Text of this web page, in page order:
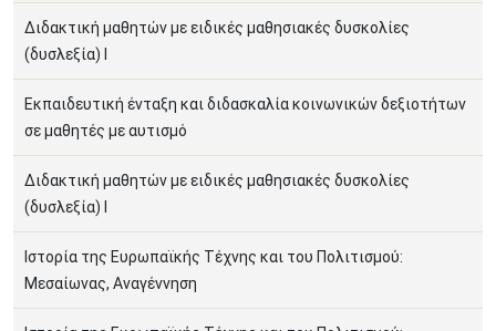
Διδακτική μαθητών με ειδικές μαθησιακές δυσκολίες
(δυσλεξία) Ι
Εκπαιδευτική ένταξη και διδασκαλία κοινωνικών δεξιοτήτων
σε μαθητές με αυτισμό
Διδακτική μαθητών με ειδικές μαθησιακές δυσκολίες
(δυσλεξία) Ι
Ιστορία της Ευρωπαϊκής Τέχνης και του Πολιτισμού:
Μεσαίωνας, Αναγέννηση